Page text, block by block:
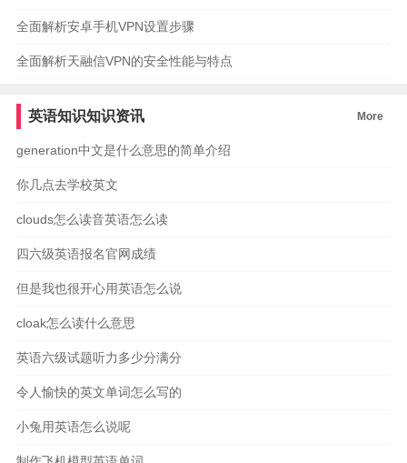
全面解析安卓手机VPN设置步骤
全面解析天融信VPN的安全性能与特点
英语知识知识资讯 More
generation中文是什么意思的简单介绍
你几点去学校英文
clouds怎么读音英语怎么读
四六级英语报名官网成绩
但是我也很开心用英语怎么说
cloak怎么读什么意思
英语六级试题听力多少分满分
令人愉快的英文单词怎么写的
小兔用英语怎么说呢